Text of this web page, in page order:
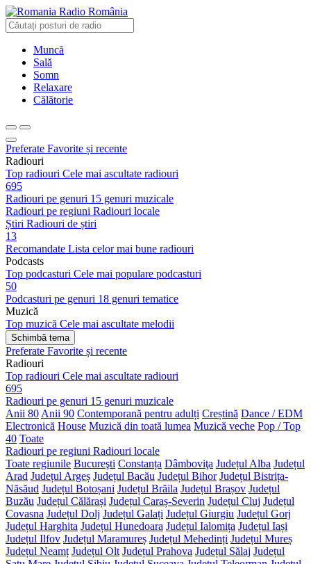
Radio România
Muncă
Sală
Somn
Relaxare
Călătorie
Preferate Favorite și recente
Radiouri
Top radiouri Cele mai ascultate radiouri
695
Radiouri pe genuri 15 genuri muzicale
Radiouri pe regiuni Radiouri locale
Știri Radiouri de știri
13
Recomandate Lista celor mai bune radiouri
Podcasts
Top podcasturi Cele mai populare podcasturi
50
Podcasturi pe genuri 18 genuri tematice
Muzică
Top muzică Cele mai ascultate melodii
Schimbă tema
Preferate Favorite și recente
Radiouri
Top radiouri Cele mai ascultate radiouri
695
Radiouri pe genuri 15 genuri muzicale
Anii 80 Anii 90 Contemporană pentru adulți Creștină Dance / EDM
Electronică House Muzică din toată lumea Muzică veche Pop / Top
40 Toate
Radiouri pe regiuni Radiouri locale
Toate regiunile Bucureşti Constanța Dâmboviţa Județul Alba Județul
Arad Județul Argeș Județul Bacău Județul Bihor Județul Bistrița-
Năsăud Județul Botoșani Județul Brăila Județul Brașov Județul
Buzău Județul Călărași Județul Caraș-Severin Județul Cluj Județul
Covasna Județul Dolj Județul Galați Județul Giurgiu Județul Gorj
Județul Harghita Județul Hunedoara Județul Ialomița Județul Iași
Județul Ilfov Județul Maramureș Județul Mehedinți Județul Mureș
Județul Neamț Județul Olt Județul Prahova Județul Sălaj Județul